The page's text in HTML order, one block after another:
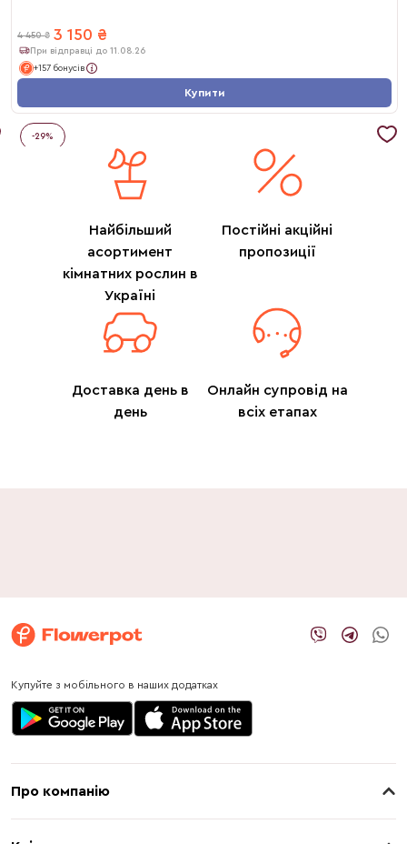
4 450 ₴ 3 150 ₴
При відправці до 11.08.26
+157 бонусів
Купити
-29%
Найбільший
асортимент
кімнатних рослин в
Україні
Постійні акційні
пропозиції
Доставка день в
день
Онлайн супровід на
всіх етапах
Купуйте з мобільного в наших додатках
Про компанію